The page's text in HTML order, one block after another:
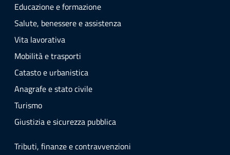
Educazione e formazione
Salute, benessere e assistenza
Vita lavorativa
Mobilità e trasporti
Catasto e urbanistica
Anagrafe e stato civile
Turismo
Giustizia e sicurezza pubblica
Tributi, finanze e contravvenzioni